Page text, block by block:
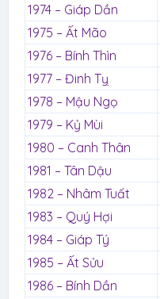
1974 – Giáp Dần
1975 – Ất Mão
1976 – Bính Thìn
1977 – Đinh Tỵ
1978 – Mậu Ngọ
1979 – Kỷ Mùi
1980 – Canh Thân
1981 – Tân Dậu
1982 – Nhâm Tuất
1983 – Quý Hợi
1984 – Giáp Tý
1985 – Ất Sửu
1986 – Bính Dần